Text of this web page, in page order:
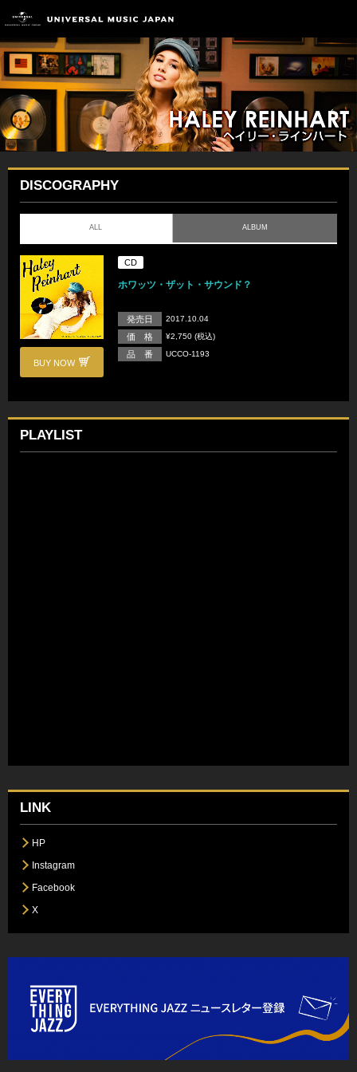
DISCOGRAPHY
ALL ALBUM
BUY NOW
CD
ホワッツ・ザット・サウンド？
発売日 2017.10.04
価 格 ¥2,750 (税込)
品 番 UCCO-1193
PLAYLIST
LINK
HP
Instagram
Facebook
X